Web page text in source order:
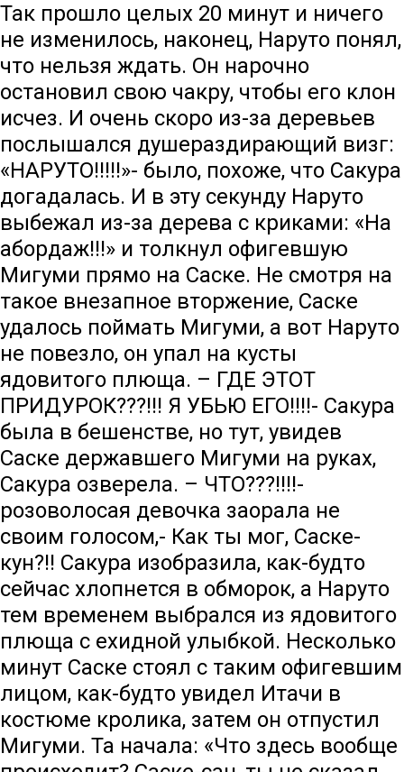
Так прошло целых 20 минут и ничего
не изменилось, наконец, Наруто понял,
что нельзя ждать. Он нарочно
остановил свою чакру, чтобы его клон
исчез. И очень скоро из-за деревьев
послышался душераздирающий визг:
«НАРУТО!!!!!»- было, похоже, что Сакура
догадалась. И в эту секунду Наруто
выбежал из-за дерева с криками: «На
абордаж!!!» и толкнул офигевшую
Мигуми прямо на Саске. Не смотря на
такое внезапное вторжение, Саске
удалось поймать Мигуми, а вот Наруто
не повезло, он упал на кусты
ядовитого плюща. – ГДЕ ЭТОТ
ПРИДУРОК???!!! Я УБЬЮ ЕГО!!!!- Сакура
была в бешенстве, но тут, увидев
Саске державшего Мигуми на руках,
Сакура озверела. – ЧТО???!!!!-
розоволосая девочка заорала не
своим голосом,- Как ты мог, Саске-
кун?!! Сакура изобразила, как-будто
сейчас хлопнется в обморок, а Наруто
тем временем выбрался из ядовитого
плюща с ехидной улыбкой. Несколько
минут Саске стоял с таким офигевшим
лицом, как-будто увидел Итачи в
костюме кролика, затем он отпустил
Мигуми. Та начала: «Что здесь вообще